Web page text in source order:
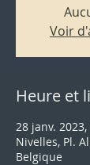
Voir
Heure et
28 janv. 2023,
Nivelles, Pl.
Belgique